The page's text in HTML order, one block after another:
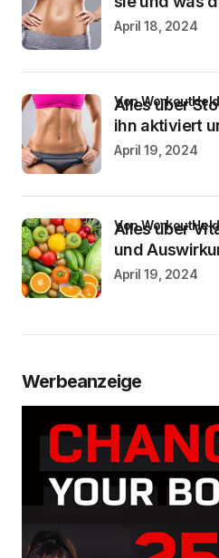
April 18, 2024
Alles über
ihn aktiviert
von WorkoutHeld
April 19, 2024
Alles über
und
von WorkoutHeld
April 19, 2024
Werbeanzeige